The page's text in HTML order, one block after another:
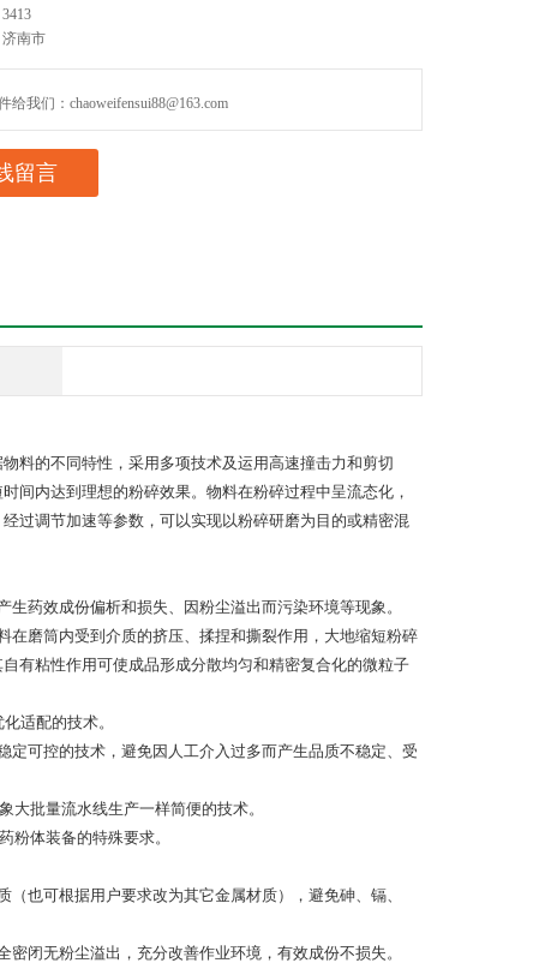
3413
济南市
给我们：chaoweifensui88@163.com
留言
料的不同特性，采用多项技术及运用高速撞击力和剪切
间内达到理想的粉碎效果。物料在粉碎过程中呈流态化，
过调节加速等参数，可以实现以粉碎研磨为目的或精密混
药效成份偏析和损失、因粉尘溢出而污染环境等现象。
磨筒内受到介质的挤压、揉捏和撕裂作用，大地缩短粉碎
有粘性作用可使成品形成分散均匀和精密复合化的微粒子
适配的技术。
可控的技术，避免因人工介入过多而产生品质不稳定、受
批量流水线生产一样简便的技术。
粉体装备的特殊要求。
也可根据用户要求改为其它金属材质），避免砷、镉、
闭无粉尘溢出，充分改善作业环境，有效成份不损失。